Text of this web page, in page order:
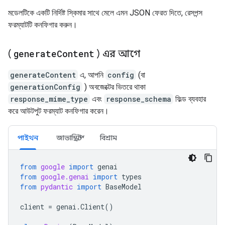
মডেলটিকে একটি নির্দিষ্ট স্কিমার সাথে মেলে এমন JSON ফেরত দিতে, রেসপন্স
ফরম্যাটটি কনফিগার করুন।
( generateContent ) এর আগে
generateContent এ, আপনি config (বা
generationConfig ) অবজেক্টের ভিতরে থাকা
response_mime_type এবং response_schema ফিল্ড ব্যবহার
করে আউটপুট ফরম্যাট কনফিগার করেন।
পাইথন জাভাস্ক্রিপ্ট বিশ্রাম
from google import genai
from google.genai import types
from pydantic import BaseModel
client = genai .Client()